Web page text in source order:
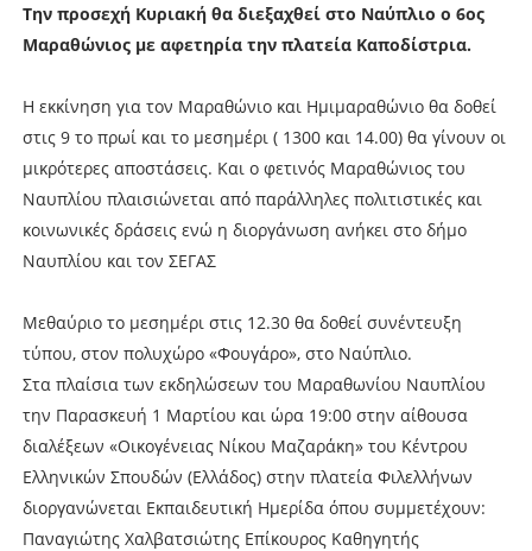
Tην προσεχή Κυριακή θα διεξαχθεί στο Ναύπλιο ο 6ος
Μαραθώνιος με αφετηρία την πλατεία Καποδίστρια.
Η εκκίνηση για τον Μαραθώνιο και Ημιμαραθώνιο θα δοθεί
στις 9 το πρωί και το μεσημέρι ( 1300 και 14.00) θα γίνουν οι
μικρότερες αποστάσεις. Και ο φετινός Μαραθώνιος του
Ναυπλίου πλαισιώνεται από παράλληλες πολιτιστικές και
κοινωνικές δράσεις ενώ η διοργάνωση ανήκει στο δήμο
Ναυπλίου και τον ΣΕΓΑΣ
Μεθαύριο το μεσημέρι στις 12.30 θα δοθεί συνέντευξη
τύπου, στον πολυχώρο «Φουγάρο», στο Ναύπλιο.
Στα πλαίσια των εκδηλώσεων του Μαραθωνίου Ναυπλίου
την Παρασκευή 1 Μαρτίου και ώρα 19:00 στην αίθουσα
διαλέξεων «Οικογένειας Νίκου Μαζαράκη» του Κέντρου
Ελληνικών Σπουδών (Ελλάδος) στην πλατεία Φιλελλήνων
διοργανώνεται Εκπαιδευτική Ημερίδα όπου συμμετέχουν:
Παναγιώτης Χαλβατσιώτης Επίκουρος Καθηγητής